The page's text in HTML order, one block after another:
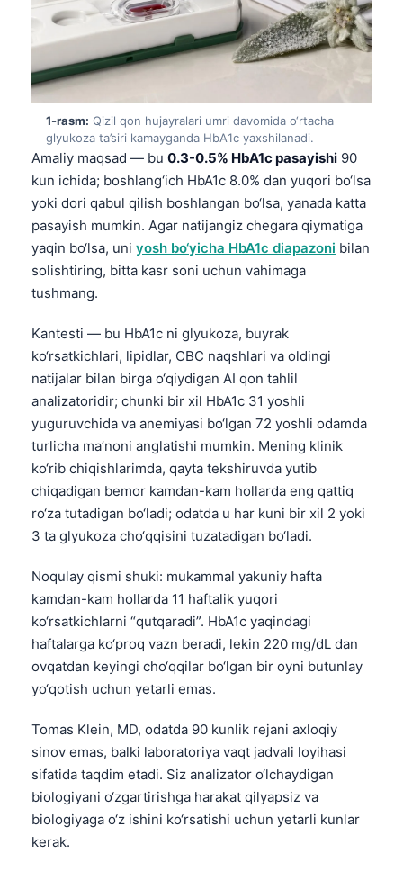
1-rasm: Qizil qon hujayralari umri davomida o‘rtacha
glyukoza ta’siri kamayganda HbA1c yaxshilanadi.
Amaliy maqsad — bu 0.3-0.5% HbA1c pasayishi 90
kun ichida; boshlang‘ich HbA1c 8.0% dan yuqori bo‘lsa
yoki dori qabul qilish boshlangan bo‘lsa, yanada katta
pasayish mumkin. Agar natijangiz chegara qiymatiga
yaqin bo‘lsa, uni yosh bo‘yicha HbA1c diapazoni bilan
solishtiring, bitta kasr soni uchun vahimaga
tushmang.
Kantesti — bu HbA1c ni glyukoza, buyrak
ko‘rsatkichlari, lipidlar, CBC naqshlari va oldingi
natijalar bilan birga o‘qiydigan AI qon tahlil
analizatoridir; chunki bir xil HbA1c 31 yoshli
yuguruvchida va anemiyasi bo‘lgan 72 yoshli odamda
turlicha ma’noni anglatishi mumkin. Mening klinik
ko‘rib chiqishlarimda, qayta tekshiruvda yutib
chiqadigan bemor kamdan-kam hollarda eng qattiq
ro‘za tutadigan bo‘ladi; odatda u har kuni bir xil 2 yoki
3 ta glyukoza cho‘qqisini tuzatadigan bo‘ladi.
Noqulay qismi shuki: mukammal yakuniy hafta
kamdan-kam hollarda 11 haftalik yuqori
ko‘rsatkichlarni “qutqaradi”. HbA1c yaqindagi
haftalarga ko‘proq vazn beradi, lekin 220 mg/dL dan
ovqatdan keyingi cho‘qqilar bo‘lgan bir oyni butunlay
yo‘qotish uchun yetarli emas.
Tomas Klein, MD, odatda 90 kunlik rejani axloqiy
sinov emas, balki laboratoriya vaqt jadvali loyihasi
sifatida taqdim etadi. Siz analizator o‘lchaydigan
biologiyani o‘zgartirishga harakat qilyapsiz va
biologiyaga o‘z ishini ko‘rsatishi uchun yetarli kunlar
kerak.